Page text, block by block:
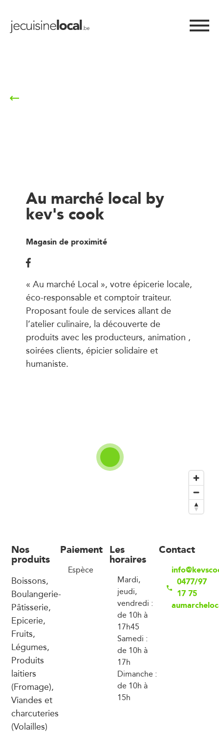
Au marché local by
kev's cook
Magasin de proximité
« Au marché Local », votre épicerie locale,
éco-responsable et comptoir traiteur.
Proposant foule de services allant de
l’atelier culinaire, la découverte de
produits avec les producteurs, animation ,
soirées clients, épicier solidaire et
humaniste.
Nos
produits
Boissons,
Boulangerie-
Pâtisserie,
Epicerie,
Fruits,
Légumes,
Produits
laitiers
(Fromage),
Viandes et
charcuteries
(Volailles)
Paiement
Espèce
Les
horaires
Mardi,
jeudi,
vendredi :
de 10h à
17h45
Samedi :
de 10h à
17h
Dimanche :
de 10h à
15h
Contact
0477/97
17 75